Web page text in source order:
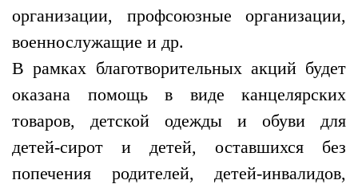
организации, профсоюзные организации,
военнослужащие и др.
В рамках благотворительных акций будет
оказана помощь в виде канцелярских
товаров, детской одежды и обуви для
детей-сирот и детей, оставшихся без
попечения родителей, детей-инвалидов,